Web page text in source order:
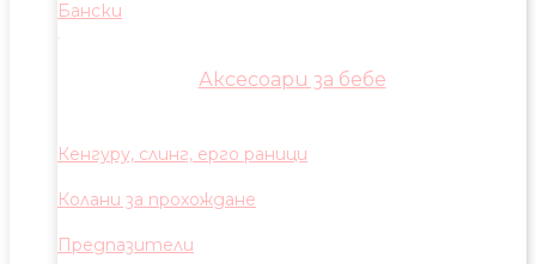
Бански
Аксесоари за бебе
Кенгуру, слинг, ерго раници
Колани за прохождане
Предпазители